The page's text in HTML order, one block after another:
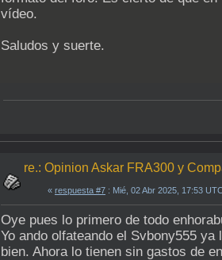
vídeo.
Saludos y suerte.
re.: Opinion Askar FRA300 y
« respuesta #7 : Mié, 02 Abr 2025, 17:53
Oye pues lo primero de todo
Yo ando olfateando el Svbony555
bien. Ahora lo tienen sin gastos de